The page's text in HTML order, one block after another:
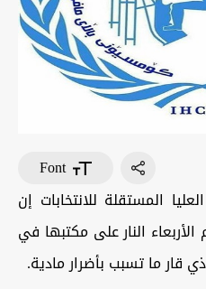
Font
المستقلة للانتخابات إن
النار على مكتبها في
قار ما تسبب بأضرار مادية.